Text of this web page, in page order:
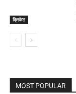
क्रिकेट
MOST POPULAR